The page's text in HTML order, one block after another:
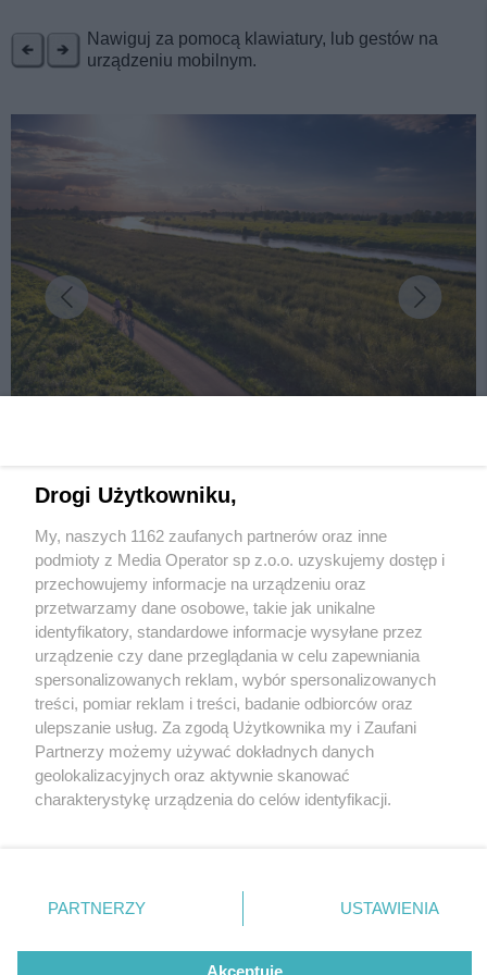
Nawiguj za pomocą klawiatury, lub gestów na
urządzeniu mobilnym.
Małopolskę!
4 / 13
Wiślana Trasa Rowerowa
Wydawca mediów lokalnych
Nie zapomnij
zapoznać się z:
polityką prywatności regulamin korzystania z portali
Twojemiasto
Piekary Śląskie
Chorzów
Tarnowskie Góry
Gliwice
Skontakuj sięz nami
Kontakt
Wydawca
Redakcja
Drogi Użytkowniku,
My, naszych 1162 zaufanych partnerów oraz inne
podmioty z Media Operator sp z.o.o. uzyskujemy dostęp i
przechowujemy informacje na urządzeniu oraz
przetwarzamy dane osobowe, takie jak unikalne
identyfikatory, standardowe informacje wysyłane przez
urządzenie czy dane przeglądania w celu zapewniania
spersonalizowanych reklam, wybór spersonalizowanych
treści, pomiar reklam i treści, badanie odbiorców oraz
ulepszanie usług. Za zgodą Użytkownika my i Zaufani
Partnerzy możemy używać dokładnych danych
geolokalizacyjnych oraz aktywnie skanować
charakterystykę urządzenia do celów identyfikacji.
zmienić/wycofać klikając przycisk ustawień prywatności
znajdujący się w lewym dolnym rogu strony
rodzaje przetwarzania danych nie wymagają zgody
użytkownika, ale masz prawo sprzeciwić się takiemu
PARTNERZY USTAWIENIA
Akceptuję